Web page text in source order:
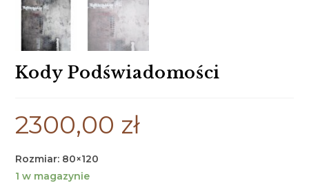
Kody Podświadomości
2300,00 zł
Rozmiar: 80×120
1 w magazynie